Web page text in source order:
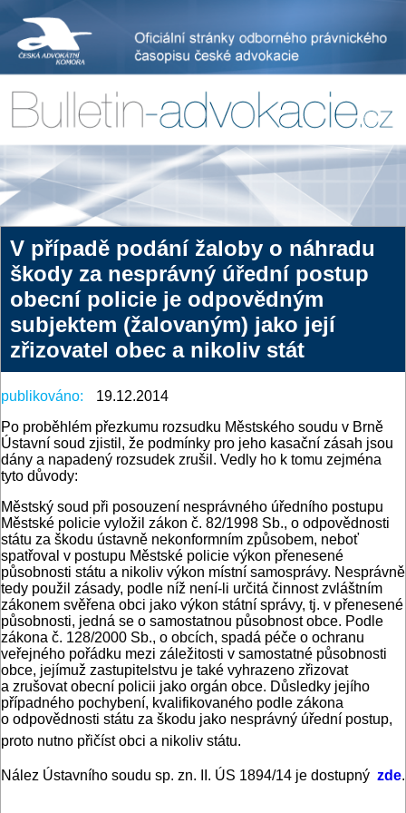
V případě podání žaloby o náhradu
škody za nesprávný úřední postup
obecní policie je odpovědným
subjektem (žalovaným) jako její
zřizovatel obec a nikoliv stát
publikováno:
19.12.2014
Po proběhlém přezkumu rozsudku Městského soudu v Brně
Ústavní soud zjistil, že podmínky pro jeho kasační zásah jsou
dány a napadený rozsudek zrušil. Vedly ho k tomu zejména
tyto důvody:
Městský soud při posouzení nesprávného úředního postupu
Městské policie vyložil zákon č. 82/1998 Sb., o odpovědnosti
státu za škodu ústavně nekonformním způsobem, neboť
spatřoval v postupu Městské policie výkon přenesené
působnosti státu a nikoliv výkon místní samosprávy. Nesprávně
tedy použil zásady, podle níž není-li určitá činnost zvláštním
zákonem svěřena obci jako výkon státní správy, tj. v přenesené
působnosti, jedná se o samostatnou působnost obce. Podle
zákona č. 128/2000 Sb., o obcích, spadá péče o ochranu
veřejného pořádku mezi záležitosti v samostatné působnosti
obce, jejímuž zastupitelstvu je také vyhrazeno zřizovat
a zrušovat obecní policii jako orgán obce. Důsledky jejího
případného pochybení, kvalifikovaného podle zákona
o odpovědnosti státu za škodu jako nesprávný úřední postup,
proto nutno přičíst obci a nikoliv státu.
Nález Ústavního soudu sp. zn. II. ÚS 1894/14 je dostupný zde.